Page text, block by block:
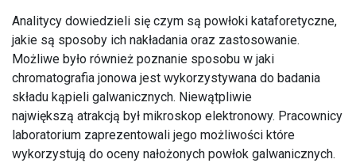
Analitycy dowiedzieli się czym są powłoki kataforetyczne,
jakie są sposoby ich nakładania oraz zastosowanie.
Możliwe było również poznanie sposobu w jaki
chromatografia jonowa jest wykorzystywana do badania
składu kąpieli galwanicznych. Niewątpliwie
największą atrakcją był mikroskop elektronowy. Pracownicy
laboratorium zaprezentowali jego możliwości które
wykorzystują do oceny nałożonych powłok galwanicznych.